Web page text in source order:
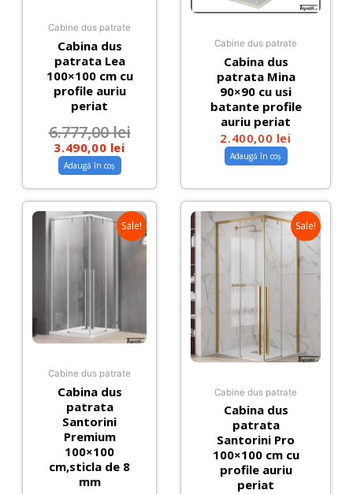
Cabine dus patrate
Cabina dus
patrata Lea
100×100 cm cu
profile auriu
periat
6.777,00lei
3.490,00 lei
Adaugă în coș
Cabine dus patrate
Cabina dus
patrata Mina
90×90 cu usi
batante profile
auriu periat
2.400,00 lei
Adaugă în coș
Sale!
Cabine dus patrate
Cabina dus
patrata
Santorini
Premium
100×100
cm,sticla de 8
mm
Sale!
Cabine dus patrate
Cabina dus
patrata
Santorini Pro
100×100 cm cu
profile auriu
periat